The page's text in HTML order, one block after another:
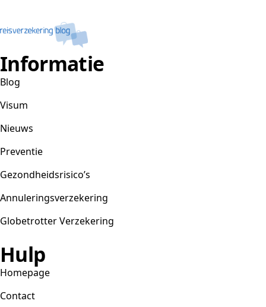
Informatie
Blog
Visum
Nieuws
Preventie
Gezondheidsrisico’s
Annuleringsverzekering
Globetrotter Verzekering
Hulp
Homepage
Contact